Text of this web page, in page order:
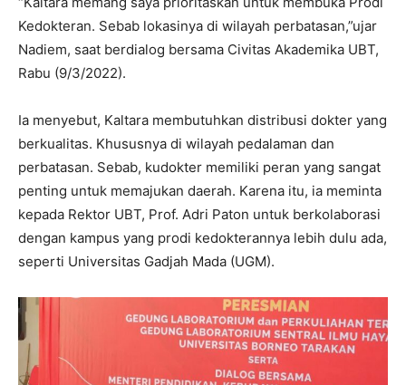
Kedokteran. Sebab lokasinya di wilayah perbatasan,”ujar
Nadiem, saat berdialog bersama Civitas Akademika UBT,
Rabu (9/3/2022).
Ia menyebut, Kaltara membutuhkan distribusi dokter yang
berkualitas. Khususnya di wilayah pedalaman dan
perbatasan. Sebab, kudokter memiliki peran yang sangat
penting untuk memajukan daerah. Karena itu, ia meminta
kepada Rektor UBT, Prof. Adri Paton untuk berkolaborasi
dengan kampus yang prodi kedokterannya lebih dulu ada,
seperti Universitas Gadjah Mada (UGM).